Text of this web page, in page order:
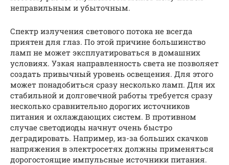
неправильным и убыточным.
Спектр излучения светового потока не всегда
приятен для глаз. По этой причине большинство
ламп не может эксплуатироваться в домашних
условиях. Узкая направленность света не позволяет
создать привычный уровень освещения. Для этого
может понадобиться сразу несколько ламп. Для их
стабильной и долговечной работы требуется сразу
несколько сравнительно дорогих источников
питания и охлаждающих систем. В противном
случае светодиоды начнут очень быстро
деградировать. Например, из-за больших скачков
напряжения в электросетях должны применяться
дорогостоящие импульсные источники питания.